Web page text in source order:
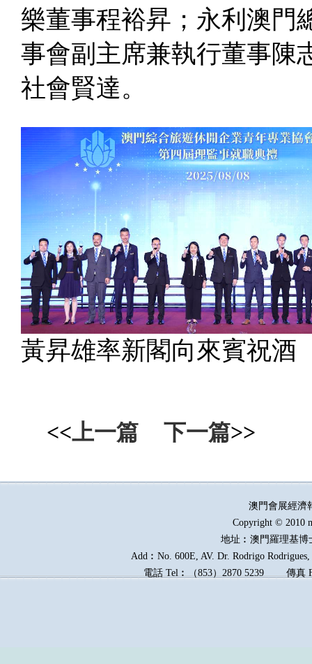
樂董事程裕昇；永利澳門
事會副主席兼執行董事陳
社會賢達。
黃昇雄率新閣向來賓祝酒
<<上一篇 下一篇>>
澳門會展經
Copyright © 2010
地址︰澳門羅理基博
Add︰No. 600E, AV. Dr. Rodrigo
電話 Tel︰（853）2870 5239傳真